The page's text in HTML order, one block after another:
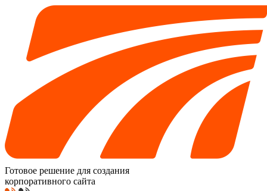
Готовое решение для создания
корпоративного сайта